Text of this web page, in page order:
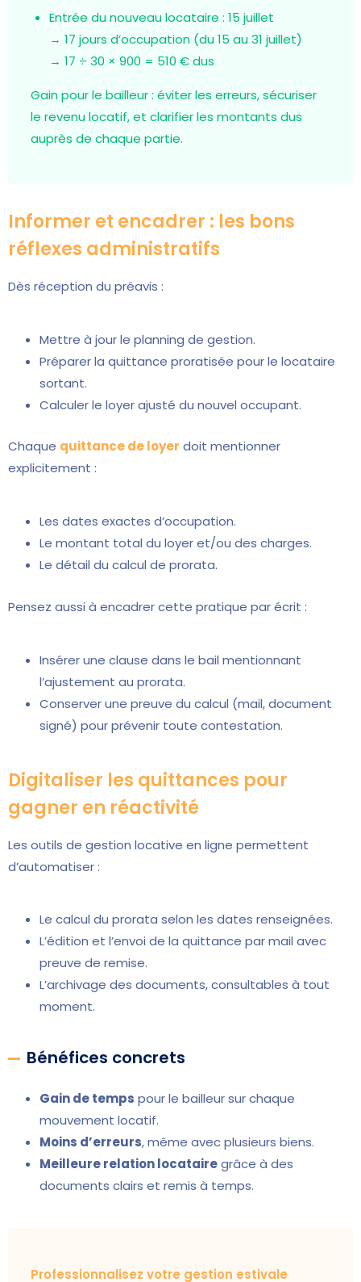
Entrée du nouveau locataire : 15 juillet
→ 17 jours d’occupation (du 15 au 31 juillet)
→ 17 ÷ 30 × 900 = 510 € dus
Gain pour le bailleur : éviter les erreurs, sécuriser
le revenu locatif, et clarifier les montants dus
auprès de chaque partie.
Informer et encadrer : les bons
réflexes administratifs
Dès réception du préavis :
Mettre à jour le planning de gestion.
Préparer la quittance proratisée pour le locataire
sortant.
Calculer le loyer ajusté du nouvel occupant.
Chaque quittance de loyer doit mentionner
explicitement :
Les dates exactes d’occupation.
Le montant total du loyer et/ou des charges.
Le détail du calcul de prorata.
Pensez aussi à encadrer cette pratique par écrit :
Insérer une clause dans le bail mentionnant
l’ajustement au prorata.
Conserver une preuve du calcul (mail, document
signé) pour prévenir toute contestation.
Digitaliser les quittances pour
gagner en réactivité
Les outils de gestion locative en ligne permettent
d’automatiser :
Le calcul du prorata selon les dates renseignées.
L’édition et l’envoi de la quittance par mail avec
preuve de remise.
L’archivage des documents, consultables à tout
moment.
Bénéfices concrets
Gain de temps pour le bailleur sur chaque
mouvement locatif.
Moins d’erreurs, même avec plusieurs biens.
Meilleure relation locatairegrâce à des
documents clairs et remis à temps.
Professionnalisez votre gestion estivale